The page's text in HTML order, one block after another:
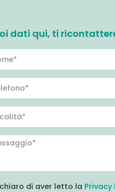
dati qui, ti
di aver letto la Privacy